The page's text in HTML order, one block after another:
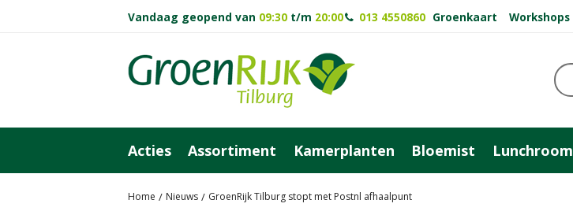
Home Nieuws GroenRijk Tilburg stopt met Postnl afhaalpunt
Vandaag geopend van 09:30 t/m 20:00 013 4550860 Groenkaart Workshops
Acties Assortiment Kamerplanten Bloemist Lunchroom